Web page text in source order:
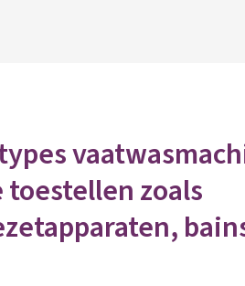
zoals